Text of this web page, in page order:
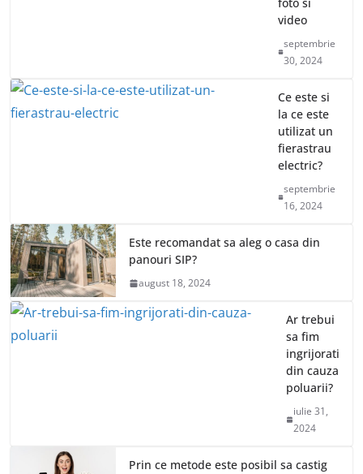
video
septembrie
30, 2024
Ce este si
la ce este
utilizat un
fierastrau
electric?
septembrie
16, 2024
Este recomandat sa aleg o casa din
panouri SIP?
august 18, 2024
Ar trebui
sa fim
ingrijorati
din cauza
poluarii?
iulie 31,
2024
Prin ce metode este posibil sa castig